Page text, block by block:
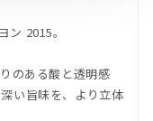
2015。
のある酸と透明感
い旨味を、より立体